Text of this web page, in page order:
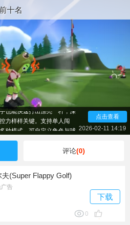
十名
高尔夫手游，采用真实物理
力度，带来沉浸式赛场体
光草坪到山地秘境，风景与
也能快速打出漂亮一杆；深
力样样关键。支持单人闯
种模式，可自定义角色与球
点击查看
2026-02-11 14:19
评论(0)
(Super Flappy Golf)
告
下载
0